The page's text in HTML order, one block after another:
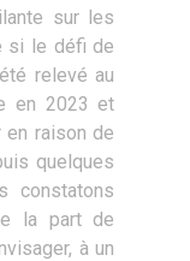
sur les
si le défi de
relevé au
en 2023 et
raison de
quelques
constatons
la part de
à un